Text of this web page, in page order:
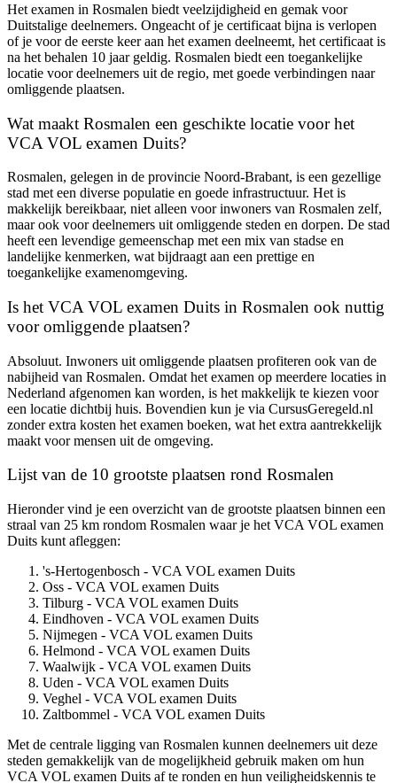
Het examen in Rosmalen biedt veelzijdigheid en gemak voor
Duitstalige deelnemers. Ongeacht of je certificaat bijna is verlopen
of je voor de eerste keer aan het examen deelneemt, het certificaat is
na het behalen 10 jaar geldig. Rosmalen biedt een toegankelijke
locatie voor deelnemers uit de regio, met goede verbindingen naar
omliggende plaatsen.
Wat maakt Rosmalen een geschikte locatie voor het
VCA VOL examen Duits?
Rosmalen, gelegen in de provincie Noord-Brabant, is een gezellige
stad met een diverse populatie en goede infrastructuur. Het is
makkelijk bereikbaar, niet alleen voor inwoners van Rosmalen zelf,
maar ook voor deelnemers uit omliggende steden en dorpen. De stad
heeft een levendige gemeenschap met een mix van stadse en
landelijke kenmerken, wat bijdraagt aan een prettige en
toegankelijke examenomgeving.
Is het VCA VOL examen Duits in Rosmalen ook nuttig
voor omliggende plaatsen?
Absoluut. Inwoners uit omliggende plaatsen profiteren ook van de
nabijheid van Rosmalen. Omdat het examen op meerdere locaties in
Nederland afgenomen kan worden, is het makkelijk te kiezen voor
een locatie dichtbij huis. Bovendien kun je via CursusGeregeld.nl
zonder extra kosten het examen boeken, wat het extra aantrekkelijk
maakt voor mensen uit de omgeving.
Lijst van de 10 grootste plaatsen rond Rosmalen
Hieronder vind je een overzicht van de grootste plaatsen binnen een
straal van 25 km rondom Rosmalen waar je het VCA VOL examen
Duits kunt afleggen:
's-Hertogenbosch - VCA VOL examen Duits
Oss - VCA VOL examen Duits
Tilburg - VCA VOL examen Duits
Eindhoven - VCA VOL examen Duits
Nijmegen - VCA VOL examen Duits
Helmond - VCA VOL examen Duits
Waalwijk - VCA VOL examen Duits
Uden - VCA VOL examen Duits
Veghel - VCA VOL examen Duits
Zaltbommel - VCA VOL examen Duits
Met de centrale ligging van Rosmalen kunnen deelnemers uit deze
steden gemakkelijk van de mogelijkheid gebruik maken om hun
VCA VOL examen Duits af te ronden en hun veiligheidskennis te